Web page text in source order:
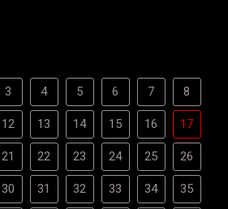
3 4 5 6 7 8
12 13 14 15 16 17
21 22 23 24 25 26
30 31 32 33 34 35